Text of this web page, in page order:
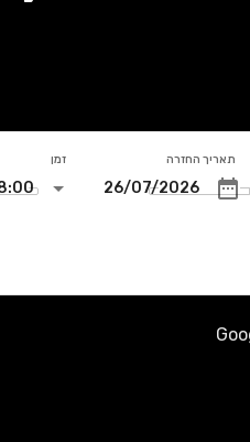
תאריך החזרה זמן